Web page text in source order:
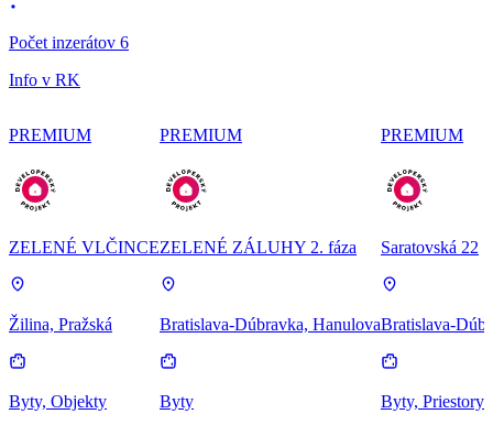
Počet inzerátov 6
Info v RK
PREMIUM
ZELENÉ VLČINCE
Žilina, Pražská
Byty, Objekty
PREMIUM
ZELENÉ ZÁLUHY 2. fáza
Bratislava-Dúbravka, Hanulova
Byty
PREMIUM
Saratovská 22
Bratislava-
Byty, Priestory